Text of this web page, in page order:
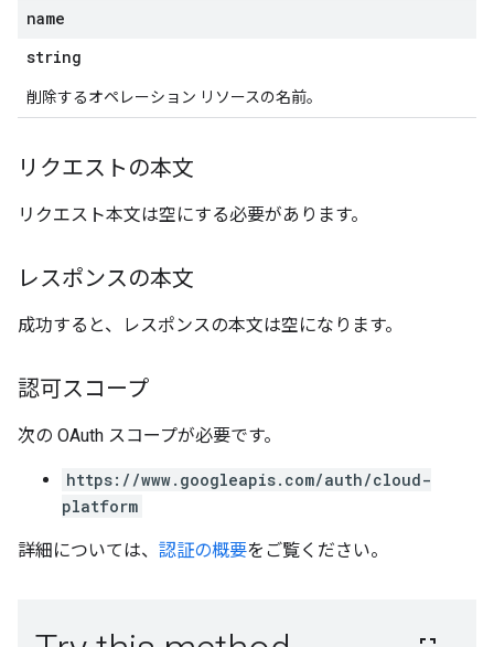
name
string
削除するオペレーション リソースの名前。
リクエストの本文
リクエスト本文は空にする必要があります。
レスポンスの本文
成功すると、レスポンスの本文は空になります。
認可スコープ
次の OAuth スコープが必要です。
https://www.googleapis.com/auth/cloud-
platform
詳細については、 認証の概要をご覧ください。